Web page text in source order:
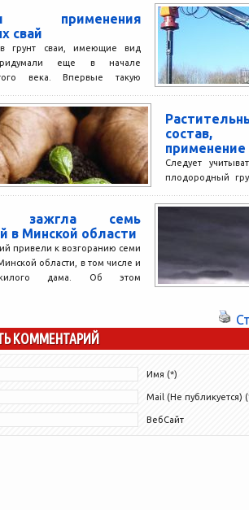
национальным
применения
свай
в грунт сваи, имеющие вид
еще в начале
века. Впервые такую
применение
Следует
плодородный
торфа и
зажгла семь
в Минской области
привели к возгоранию семи
области, в том числе и
дама. Об этом
КОММЕНТАРИЙ
Имя (*)
Mail (Не публикуется)
ВебСайт